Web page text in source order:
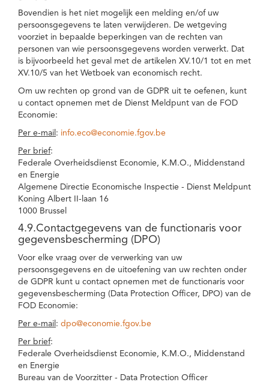
Bovendien is het niet mogelijk een melding en/of uw
persoonsgegevens te laten verwijderen. De wetgeving
voorziet in bepaalde beperkingen van de rechten van
personen van wie persoonsgegevens worden verwerkt. Dat
is bijvoorbeeld het geval met de artikelen XV.10/1 tot en met
XV.10/5 van het Wetboek van economisch recht.
Om uw rechten op grond van de GDPR uit te oefenen, kunt
u contact opnemen met de Dienst Meldpunt van de FOD
Economie:
Per e-mail : info.eco@economie.fgov.be
Per brief:
Federale Overheidsdienst Economie, K.M.O., Middenstand
en Energie
Algemene Directie Economische Inspectie - Dienst Meldpunt
Koning Albert II-laan 16
1000 Brussel
4.9.Contactgegevens van de functionaris voor
gegevensbescherming (DPO)
Voor elke vraag over de verwerking van uw
persoonsgegevens en de uitoefening van uw rechten onder
de GDPR kunt u contact opnemen met de functionaris voor
gegevensbescherming (Data Protection Officer, DPO) van de
FOD Economie:
Per e-mail : dpo@economie.fgov.be
Per brief:
Federale Overheidsdienst Economie, K.M.O., Middenstand
en Energie
Bureau van de Voorzitter - Data Protection Officer